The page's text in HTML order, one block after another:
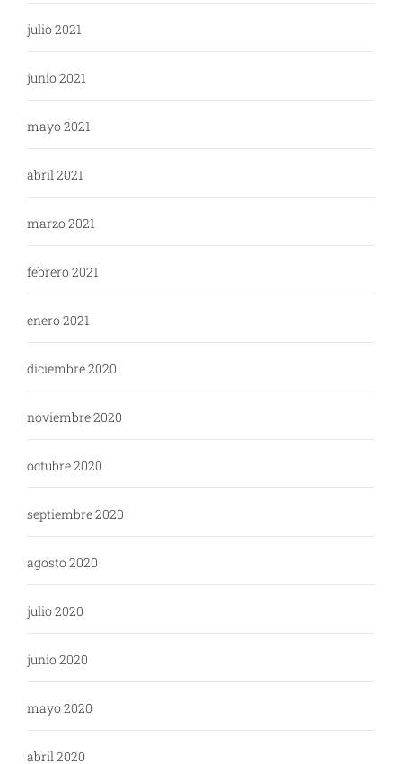
julio 2021
junio 2021
mayo 2021
abril 2021
marzo 2021
febrero 2021
enero 2021
diciembre 2020
noviembre 2020
octubre 2020
septiembre 2020
agosto 2020
julio 2020
junio 2020
mayo 2020
abril 2020